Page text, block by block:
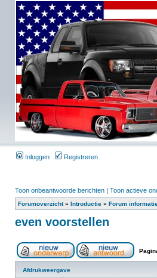
Inloggen Registreren
Toon onbeantwoorde berichten | Toon actieve
Forumoverzicht» Introductie » Forum
even voorstellen
Afdrukweergave